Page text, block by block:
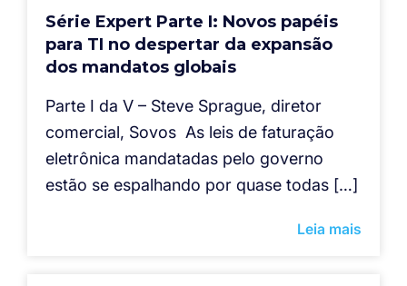
Série Expert Parte I: Novos papéis
para TI no despertar da expansão
dos mandatos globais
Parte I da V – Steve Sprague, diretor
comercial, Sovos As leis de faturação
eletrônica mandatadas pelo governo
estão se espalhando por quase todas […]
Leia mais